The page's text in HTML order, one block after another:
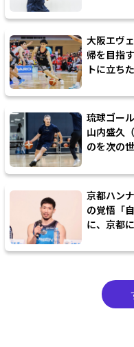
大阪エヴ
帰を目指
トに立ちた
琉球ゴー
山内盛久
のを次の
京都ハン
の覚悟「
に、京都